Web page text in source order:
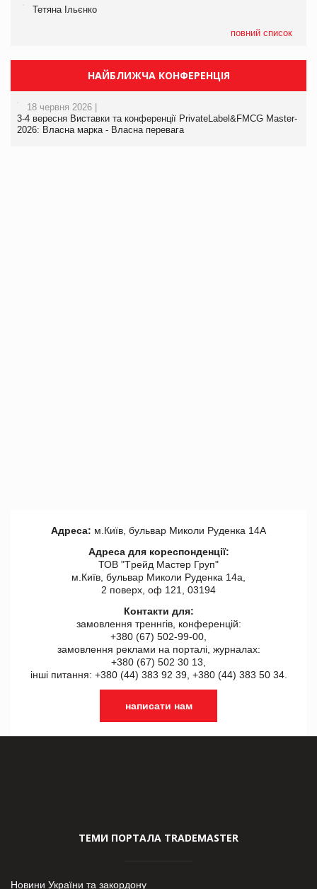
Тетяна Ільєнко
повний список
НАЙБЛИЖЧА КОНФЕРЕНЦІЯ
18 червня 2026 |
3-4 вересня Виставки та конференції PrivateLabel&FMCG Master-
2026: Власна марка - Власна перевага
Адреса: м.Київ, бульвар Миколи Руденка 14А
Адреса для кореспонденції:
ТОВ "Tрейд Мастер Груп"
м.Київ, бульвар Миколи Руденка 14а,
2 поверх, оф 121, 03194
Контакти для:
замовлення треннгів, конференцій:
+380 (67) 502-99-00,
замовлення реклами на порталі, журналах:
+380 (67) 502 30 13,
інші питання: +380 (44) 383 92 39, +380 (44) 383 50 34.
написати нам
ТЕМИ ПОРТАЛА TRADEMASTER
Новини України та закордону